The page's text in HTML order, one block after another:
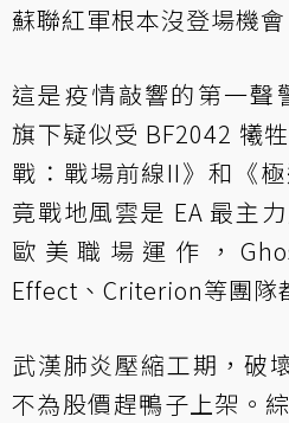
蘇聯紅軍根本沒登場機會
這是疫情敲響的第一聲
旗下疑似受 BF2042 犧
戰：戰場前線II》和《
竟戰地風雲是 EA 最主
歐美職場運作，
Effect、Criterion等團隊
武漢肺炎壓縮工期，破
不為股價趕鴨子上架。